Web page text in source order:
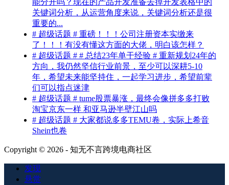
能分开吗？现在的产品开发准备去掉开发表格中的
关键词分析，从运营角度来说，关键词分析还是很
重要的...
# 超级话题 # 重磅！！！公司注册资本实缴来
了！！！有没有懂这方面的大佬，明白该怎样？
# 超级话题 # # 总结23年单干经验 # 重新规划24年的
方向，我仍然坚信行业前景，至少可以深耕5-10
年，希望未来能坚持住，一起学习进步，希望前辈
们可以指点迷津
# 超级话题 # tume股票暴涨，最终会像拼多多打败
淘宝京东一样 和亚马逊半壁江山吗
# 超级话题 # 大家都说多多TEMU卷，实际上希音
Shein也卷
Copyright © 2026 - 知无不言跨境电商社区
发现
悬赏